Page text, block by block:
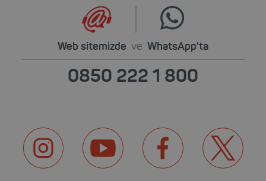
Web sitemizde ve WhatsApp'ta
0850 222 1 800